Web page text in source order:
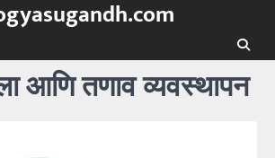
आणि तणाव व्यवस्थापन